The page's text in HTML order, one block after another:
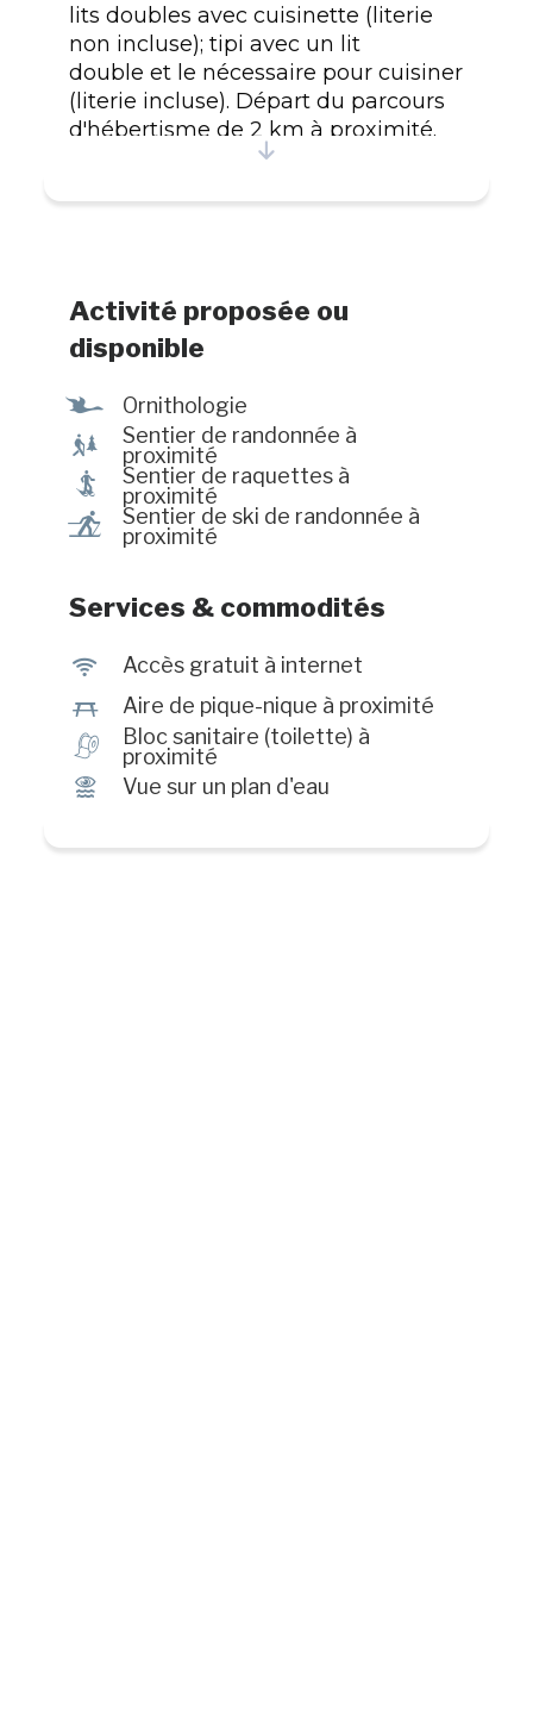
lits doubles avec cuisinette (literie
non incluse); tipi avec un lit
double et le nécessaire pour cuisiner
(literie incluse). Départ du parcours
d'hébertisme de 2 km à proximité.
Activité proposée ou
disponible
Ÿ Ornithologie
&
Sentier de randonnée à
proximité
ó
Sentier de raquettes à
proximité
r
Sentier de ski de randonnée à
proximité
Services & commodités
J Accès gratuit à internet
h Aire de pique-nique à proximité
h
Bloc sanitaire (toilette) à
proximité
Ï Vue sur un plan d'eau